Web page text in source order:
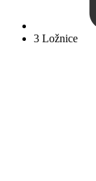
3 Ložnice